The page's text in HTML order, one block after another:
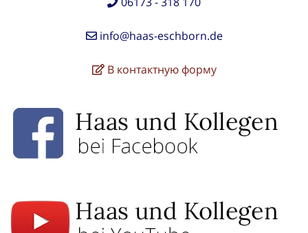
info@haas-eschborn.de
В контактную форму